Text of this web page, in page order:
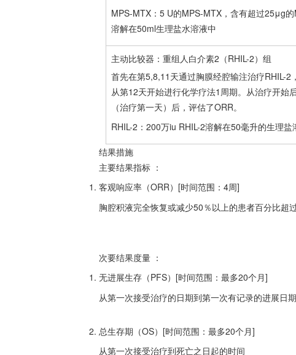
MPS-MTX：5 U的MPS-MTX，含有超过25μg
溶解在50ml生理盐水溶液中
主动比较器：重组人白介素2（RHIL-2）组
首先在第5,8,11天通过胸膜经腔输注治疗RHIL-2
从第12天开始进行化学疗法1周期。从治疗开始
（治疗第一天）后，评估了ORR。
RHIL-2：200万iu RHIL-2溶解在50毫升的生理盐
结果措施
主要结果指标 ：
客观响应率（ORR）[时间范围：4周]
胸腔积液完全恢复或减少50％以上的患者百分比超
次要结果度量 ：
无进展生存（PFS）[时间范围：最多20个月]
从第一次接受治疗的日期到第一次有记录的进展日
总生存期（OS）[时间范围：最多20个月]
从第一次接受治疗到死亡之日起的时间